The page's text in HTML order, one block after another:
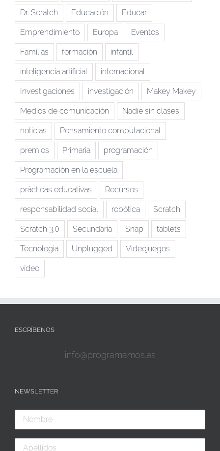
Dr. Scratch Educación Educar
Emprendimiento Europa Eventos
Familias formación infantil
inteligencia artificial internacional
Investigaciones investigación Makey Makey
Medios de comunicación Nadie sin clases
noticias Pensamiento computacional
premios Primaria programación
Programación en la escuela
prácticas educativas Recursos
responsabilidad social robótica Scratch
Scratch 3.0 Secundaria Snap tablets
Tecnologia Unplugged Videojuegos
vídeo
ESCRÍBENOS
info@programamos.es
NEWSLETTER